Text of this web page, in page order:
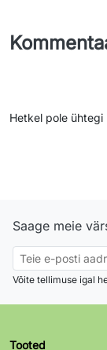
Hetkel pole ühtegi
Saage meie
Võite tellimuse igal
Tooted